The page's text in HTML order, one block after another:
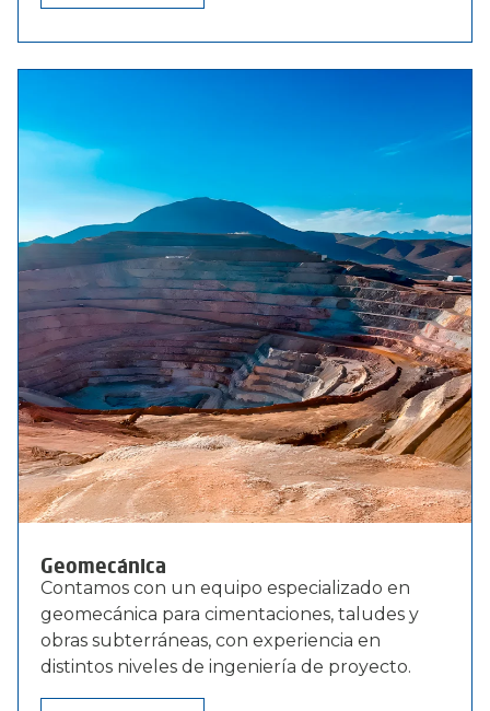
Geomecánica
Contamos con un equipo especializado en
geomecánica para cimentaciones, taludes y
obras subterráneas, con experiencia en
distintos niveles de ingeniería de proyecto.